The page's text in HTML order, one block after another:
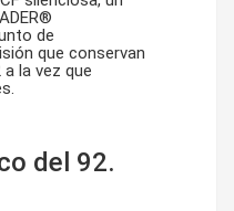
de
que conservan
a la vez que
del 92.